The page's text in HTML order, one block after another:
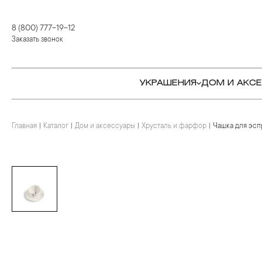
8 (800) 777-19-12
Заказать звонок
УКРАШЕНИЯ
КОЛЬЦА
БРОШИ
ДОМ И
СТОЛОВЫЕ ПРИБОРЫ
ДЛЯ КОФЕ
КОЛЬЦА
КОЛЬЕ И ПОДВЕСКИ
Главная Каталог Дом и аксессуары Хрусталь и фарфор Чашка для